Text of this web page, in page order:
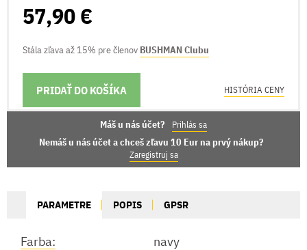
57,90 €
Stála zľava až 15% pre členov BUSHMAN Clubu
PRIDAŤ DO KOŠÍKA
MOŽNOSTI DORUČENIA HISTÓRIA CENY
Máš u nás účet? Prihlás sa
Nemáš u nás účet a chceš zľavu 10 Eur na prvý nákup?
Zaregistruj sa
PARAMETRE POPIS GPSR
Farba:
navy